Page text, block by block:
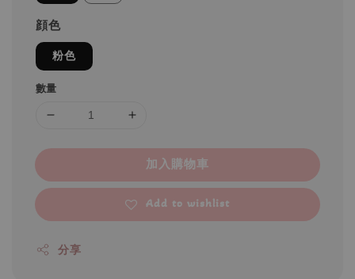
顔色
粉色
數量
加入購物車
Add to wishlist
分享